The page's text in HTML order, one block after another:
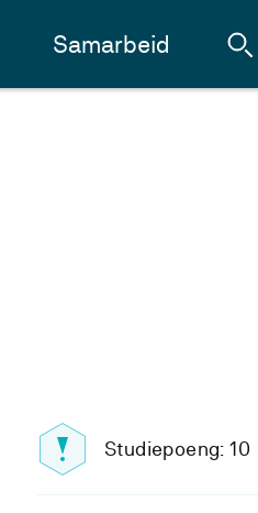
Samarbeid
Studiepoeng: 10